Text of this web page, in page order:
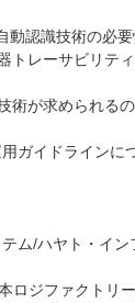
動認識技術の必要
トレーサビリテ
術が求められる
ガイドラインに
ム/ハヤト・イ
ロジファクトリ